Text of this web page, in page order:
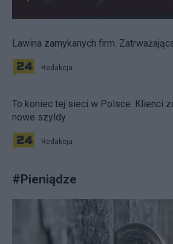
Lawina zamykanych firm.
Redakcja
To koniec tej sieci w Polsce. Klienci
nowe szyldy
Redakcja
#Pieniądze